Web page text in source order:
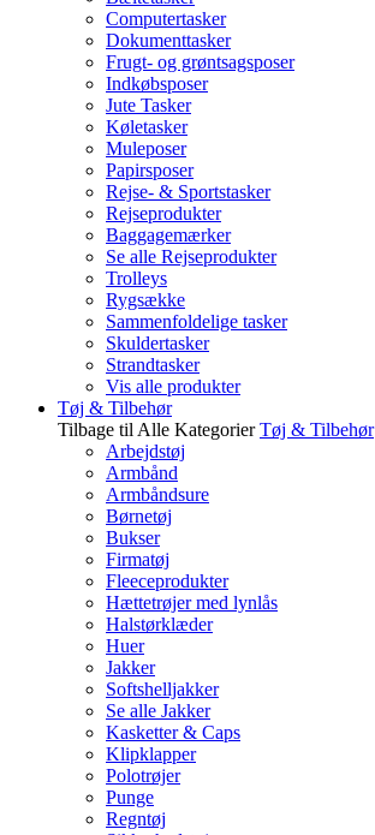
Computertasker
Dokumenttasker
Frugt- og grøntsagsposer
Indkøbsposer
Jute Tasker
Køletasker
Muleposer
Papirsposer
Rejse- & Sportstasker
Rejseprodukter
Baggagemærker
Se alle Rejseprodukter
Trolleys
Rygsække
Sammenfoldelige tasker
Skuldertasker
Strandtasker
Vis alle produkter
Tøj & Tilbehør
Tilbage til Alle Kategorier Tøj & Tilbehør
Arbejdstøj
Armbånd
Armbåndsure
Børnetøj
Bukser
Firmatøj
Fleeceprodukter
Hættetrøjer med lynlås
Halstørklæder
Huer
Jakker
Softshelljakker
Se alle Jakker
Kasketter & Caps
Klipklapper
Polotrøjer
Punge
Regntøj